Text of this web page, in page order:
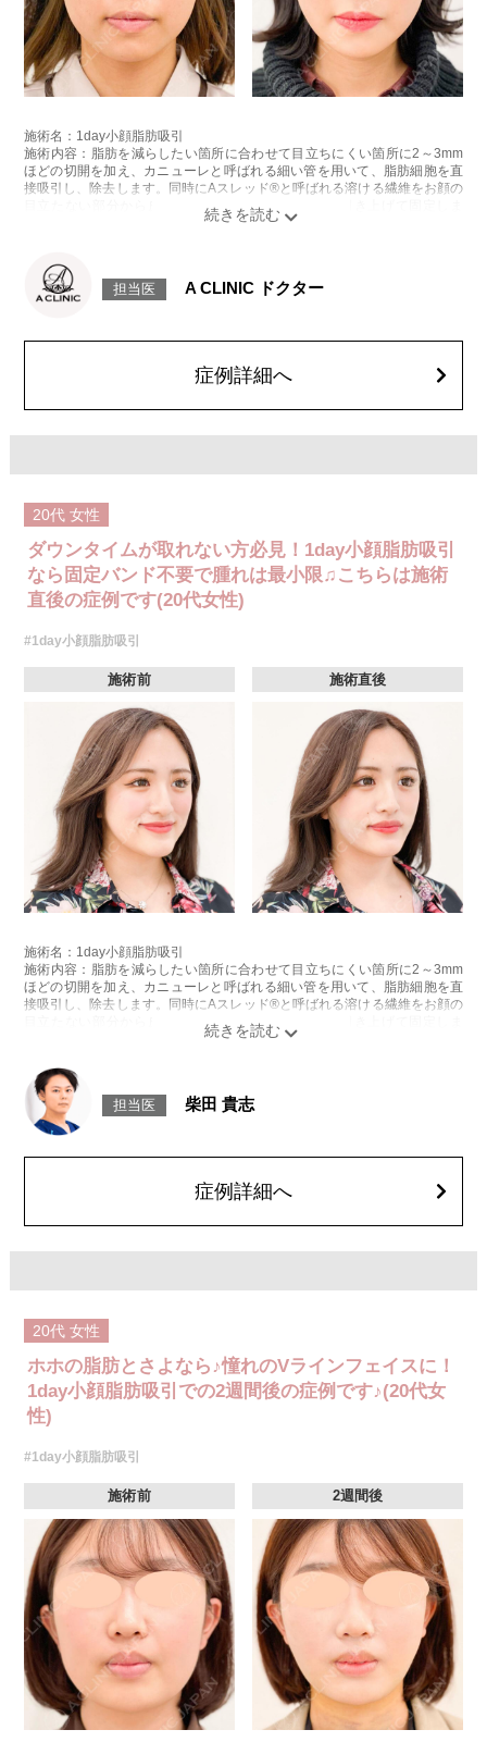
施術名：1day小顔脂肪吸引
施術内容：脂肪を減らしたい箇所に合わせて目立ちにくい箇所に2～3mm
ほどの切開を加え、カニューレと呼ばれる細い管を用いて、脂肪細胞を直
接吸引し、除去します。同時にAスレッド®と呼ばれる溶ける繊維をお顔の
目立たない部分から皮下へ挿入し、皮膚を内側から引き上げて固定しま
感などが術後一時的に生じることがございます。また、稀に貧血、細菌感
染症、左右差、施術箇所の知覚鈍麻、ぼこつき、硬結、瘢痕化、色素沈
顔の脂肪吸引箇所の追加 1ヶ所ごと+162,800円(税込)
オプション：笑気麻酔 3,300円(税込)
担当医 A CLINIC ドクター
症例詳細へ
20代 女性
ダウンタイムが取れない方必見！1day小顔脂肪吸引
なら固定バンド不要で腫れは最小限♫こちらは施術
直後の症例です(20代女性)
#1day小顔脂肪吸引
施術前 施術直後
施術名：1day小顔脂肪吸引
施術内容：脂肪を減らしたい箇所に合わせて目立ちにくい箇所に2～3mm
ほどの切開を加え、カニューレと呼ばれる細い管を用いて、脂肪細胞を直
接吸引し、除去します。同時にAスレッド®と呼ばれる溶ける繊維をお顔の
目立たない部分から皮下へ挿入し、皮膚を内側から引き上げて固定しま
リスク、副作用：赤み、熱感、痛み、しびれ、むくみ、内出血、引き攣れ
感などが術後一時的に生じることがございます。また、稀に貧血、細菌感
染症、左右差、施術箇所の知覚鈍麻、ぼこつき、硬結、瘢痕化、色素沈
着、脂肪塞栓、皮膚のよれ、繊維の突出などを生じることがございます。
顔の脂肪吸引箇所の追加 1ヶ所ごと+162,800円(税込)
オプション：笑気麻酔 3,300円(税込)
担当医 柴田 貴志
症例詳細へ
20代 女性
ホホの脂肪とさよなら♪憧れのVラインフェイスに！
1day小顔脂肪吸引での2週間後の症例です♪(20代女
性)
#1day小顔脂肪吸引
施術前 2週間後